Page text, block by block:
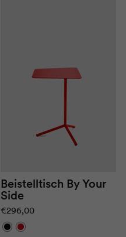
Beistelltisch By Your
Side
€296,00